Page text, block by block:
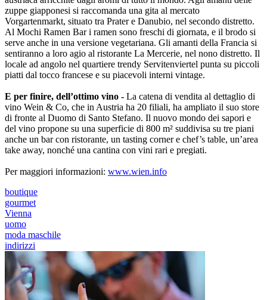
zuppe giapponesi si raccomanda una gita al mercato
Vorgartenmarkt, situato tra Prater e Danubio, nel secondo distretto.
Al Mochi Ramen Bar i ramen sono freschi di giornata, e il brodo si
serve anche in una versione vegetariana. Gli amanti della Francia si
sentiranno a loro agio al ristorante La Mercerie, nel nono distretto. Il
locale ad angolo nel quartiere trendy Servitenviertel punta su piccoli
piatti dal tocco francese e su piacevoli interni vintage.
E per finire, dell’ottimo vino - La catena di vendita al dettaglio di
vino Wein & Co, che in Austria ha 20 filiali, ha ampliato il suo store
di fronte al Duomo di Santo Stefano. Il nuovo mondo dei sapori e
del vino propone su una superficie di 800 m² suddivisa su tre piani
anche un bar con ristorante, un tasting corner e chef’s table, un’area
take away, nonché una cantina con vini rari e pregiati.
Per maggiori informazioni: www.wien.info
boutique
gourmet
Vienna
uomo
moda maschile
indirizzi